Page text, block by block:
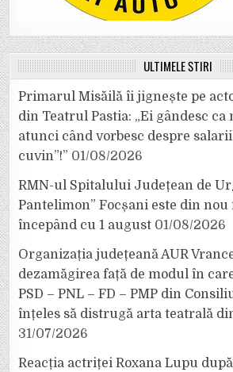
ULTIMELE ȘTIRI
Primarul Misăilă îi jignește pe
din Teatrul Pastia: „Ei gândesc
atunci când vorbesc despre
cuvin”!” 01/08/2026
RMN-ul Spitalului Județean de
Pantelimon” Focșani este din
începând cu 1 august 01/08/2026
Organizația județeană AUR
dezamăgirea față de modul în
PSD – PNL – FD – PMP din
înțeles să distrugă arta teatrală
31/07/2026
Reacția actriței Roxana Lupu